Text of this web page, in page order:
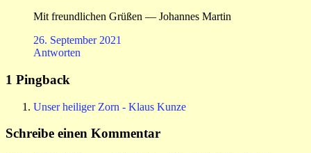
Mit freundlichen Grüßen — Johannes Martin
26. September 2021
Antworten
1 Pingback
Unser heiliger Zorn - Klaus Kunze
Schreibe einen Kommentar